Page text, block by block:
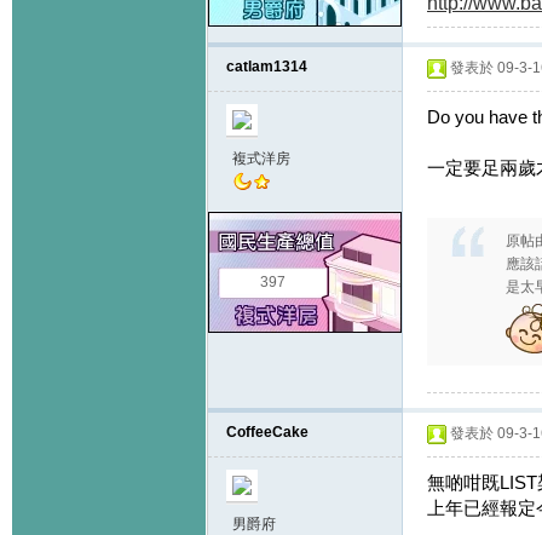
catlam1314
複式洋房
397
發表於 09-3-
Do you have
一定要足兩歲
原帖
應該
是太
CoffeeCake
男爵府
發表於 09-3-
無啲咁既
上年已經報